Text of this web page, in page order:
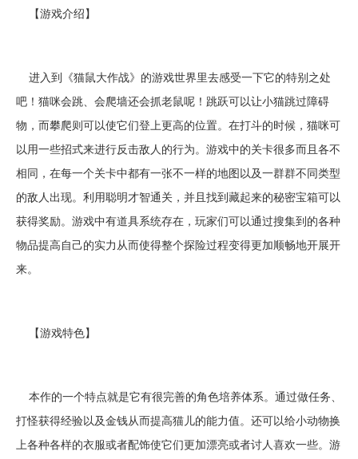
【游戏介绍】
进入到《猫鼠大作战》的游戏世界里去感受一下它的特别之处
吧！猫咪会跳、会爬墙还会抓老鼠呢！跳跃可以让小猫跳过障碍
物，而攀爬则可以使它们登上更高的位置。在打斗的时候，猫咪可
以用一些招式来进行反击敌人的行为。游戏中的关卡很多而且各不
相同，在每一个关卡中都有一张不一样的地图以及一群群不同类型
的敌人出现。利用聪明才智通关，并且找到藏起来的秘密宝箱可以
获得奖励。游戏中有道具系统存在，玩家们可以通过搜集到的各种
物品提高自己的实力从而使得整个探险过程变得更加顺畅地开展开
来。
【游戏特色】
本作的一个特点就是它有很完善的角色培养体系。通过做任务、
打怪获得经验以及金钱从而提高猫儿的能力值。还可以给小动物换
上各种各样的衣服或者配饰使它们更加漂亮或者讨人喜欢一些。游